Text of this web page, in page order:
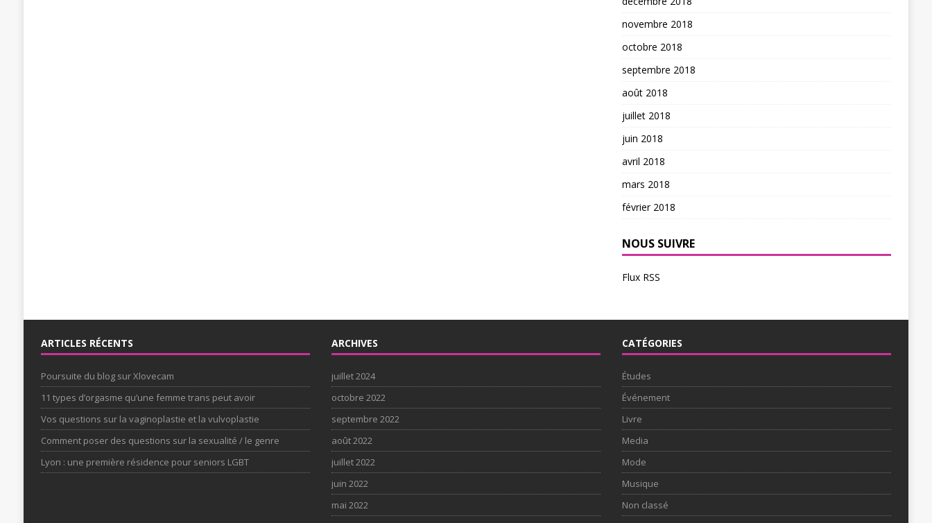
novembre 2018
octobre 2018
septembre 2018
août 2018
juillet 2018
juin 2018
avril 2018
mars 2018
février 2018
NOUS SUIVRE
Flux RSS
ARTICLES RÉCENTS
Poursuite du blog sur Xlovecam
11 types d’orgasme qu’une femme trans peut avoir
Vos questions sur la vaginoplastie et la vulvoplastie
Comment poser des questions sur la sexualité / le genre
Lyon : une première résidence pour seniors LGBT
ARCHIVES
juillet 2024
octobre 2022
septembre 2022
août 2022
juillet 2022
juin 2022
mai 2022
CATÉGORIES
Études
Événement
Livre
Media
Mode
Musique
Non classé